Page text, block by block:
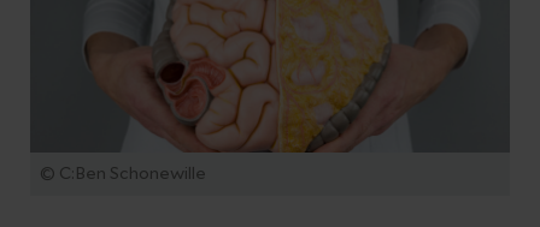
© C:Ben Schonewille